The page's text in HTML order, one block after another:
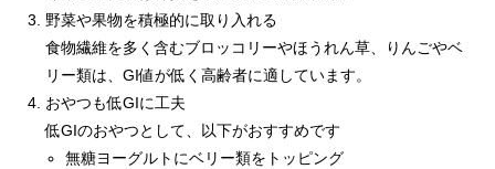
野菜や果物を積極的に取り入れる
食物繊維を多く含むブロッコリーやほうれん草、りんごやベ
リー類は、GI値が低く高齢者に適しています。
おやつも低GIに工夫
低GIのおやつとして、以下がおすすめです
無糖ヨーグルトにベリー類をトッピング